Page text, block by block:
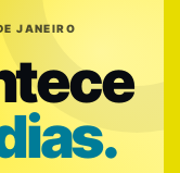
JANEIRO